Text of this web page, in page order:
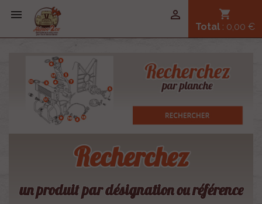
 shopping_cart
Total : 0,00 €

Recherchez
un produit par désignation ou référence